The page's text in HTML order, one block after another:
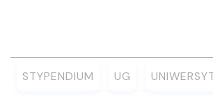
STYPENDIUM UG